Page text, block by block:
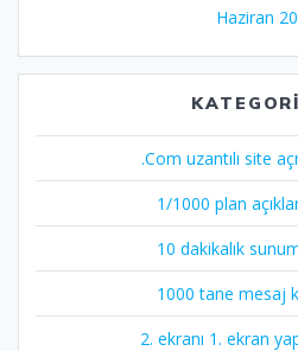
Haziran
.Com uzantılı site
1/1000 plan
10 dakikalık
1000 tane mesaj
2. ekranı 1. ekran